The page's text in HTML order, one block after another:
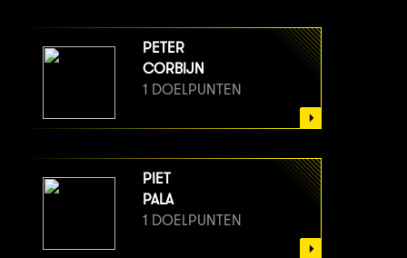
PETER
CORBIJN
1 DOELPUNTEN
PIET
PALA
1 DOELPUNTEN